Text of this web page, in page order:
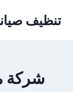
تنظيف
شركة